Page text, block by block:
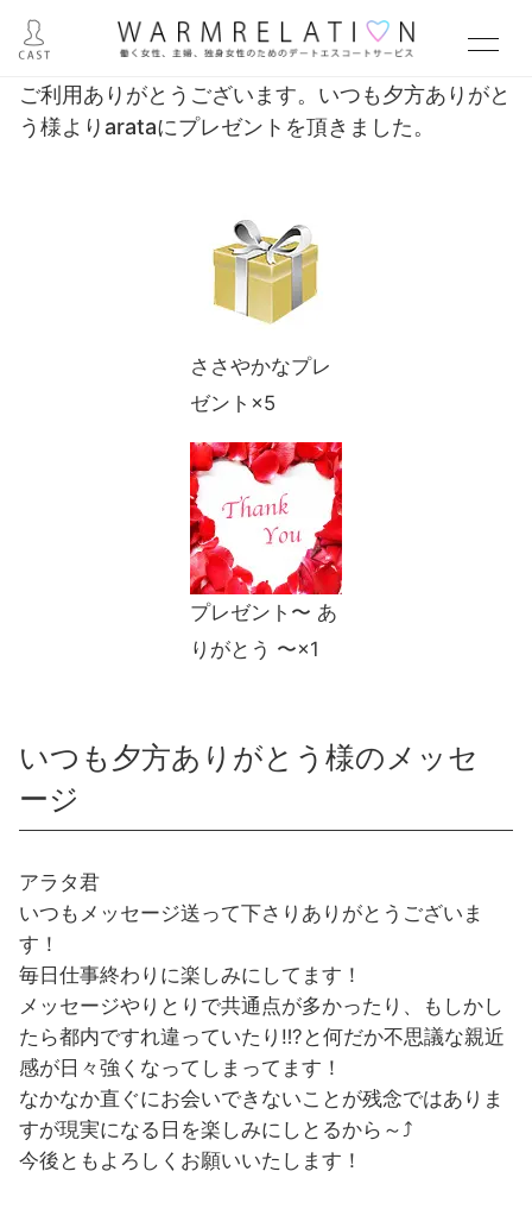
ご利用ありがとうございます。いつも夕方ありがと
う様よりarataにプレゼントを頂きました。
ささやかなプレ
ゼント×5
プレゼント〜 あ
りがとう 〜×1
いつも夕方ありがとう様のメッセ
ージ
アラタ君
いつもメッセージ送って下さりありがとうございま
す！
毎日仕事終わりに楽しみにしてます！
メッセージやりとりで共通点が多かったり、もしかし
たら都内ですれ違っていたり‼?と何だか不思議な親近
感が日々強くなってしまってます！
なかなか直ぐにお会いできないことが残念ではありま
すが現実になる日を楽しみにしとるから～⤴
今後ともよろしくお願いいたします！